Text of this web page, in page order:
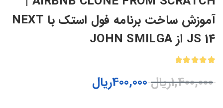
آموزش ساخت برنامه فول استک با NEXT
JS 14 از JOHN SMILGA
از 5
در
1,400,000ریال 400,000ریال